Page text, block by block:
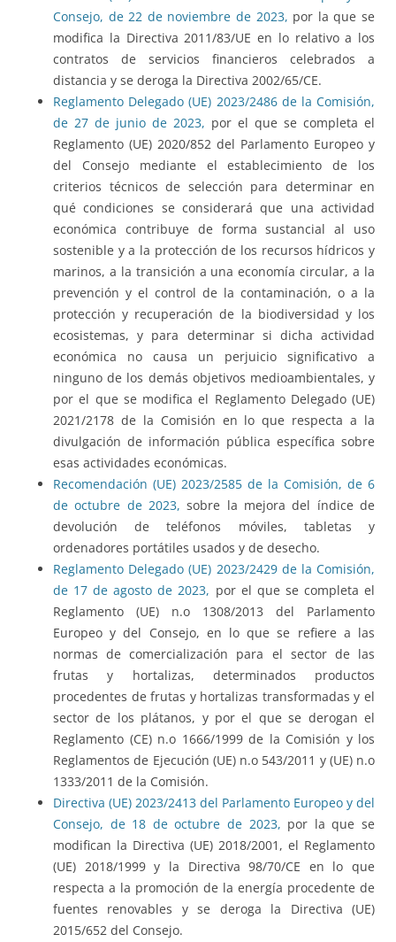
Consejo, de 22 de noviembre de 2023, por la que se
modifica la Directiva 2011/83/UE en lo relativo a los
contratos de servicios financieros celebrados a
distancia y se deroga la Directiva 2002/65/CE.
Reglamento Delegado (UE) 2023/2486 de la Comisión,
de 27 de junio de 2023, por el que se completa el
Reglamento (UE) 2020/852 del Parlamento Europeo y
del Consejo mediante el establecimiento de los
criterios técnicos de selección para determinar en
qué condiciones se considerará que una actividad
económica contribuye de forma sustancial al uso
sostenible y a la protección de los recursos hídricos y
marinos, a la transición a una economía circular, a la
prevención y el control de la contaminación, o a la
protección y recuperación de la biodiversidad y los
ecosistemas, y para determinar si dicha actividad
económica no causa un perjuicio significativo a
ninguno de los demás objetivos medioambientales, y
por el que se modifica el Reglamento Delegado (UE)
2021/2178 de la Comisión en lo que respecta a la
divulgación de información pública específica sobre
esas actividades económicas.
Recomendación (UE) 2023/2585 de la Comisión, de 6
de octubre de 2023, sobre la mejora del índice de
devolución de teléfonos móviles, tabletas y
ordenadores portátiles usados y de desecho.
Reglamento Delegado (UE) 2023/2429 de la Comisión,
de 17 de agosto de 2023, por el que se completa el
Reglamento (UE) n.o 1308/2013 del Parlamento
Europeo y del Consejo, en lo que se refiere a las
normas de comercialización para el sector de las
frutas y hortalizas, determinados productos
procedentes de frutas y hortalizas transformadas y el
sector de los plátanos, y por el que se derogan el
Reglamento (CE) n.o 1666/1999 de la Comisión y los
Reglamentos de Ejecución (UE) n.o 543/2011 y (UE) n.o
1333/2011 de la Comisión.
Directiva (UE) 2023/2413 del Parlamento Europeo y del
Consejo, de 18 de octubre de 2023, por la que se
modifican la Directiva (UE) 2018/2001, el Reglamento
(UE) 2018/1999 y la Directiva 98/70/CE en lo que
respecta a la promoción de la energía procedente de
fuentes renovables y se deroga la Directiva (UE)
2015/652 del Consejo.